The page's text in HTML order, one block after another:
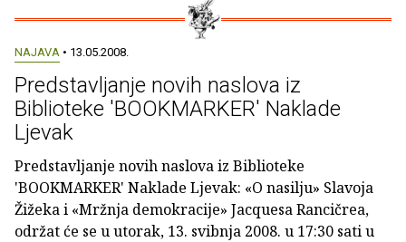
NAJAVA • 13.05.2008.
Predstavljanje novih naslova iz
Biblioteke 'BOOKMARKER' Naklade
Ljevak
Predstavljanje novih naslova iz Biblioteke
'BOOKMARKER' Naklade Ljevak: «O nasilju» Slavoja
Žižeka i «Mržnja demokracije» Jacquesa Rancičrea,
održat će se u utorak, 13. svibnja 2008. u 17:30 sati u